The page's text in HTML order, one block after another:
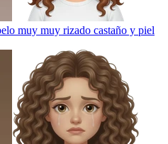
muy muy rizado castaño y piel